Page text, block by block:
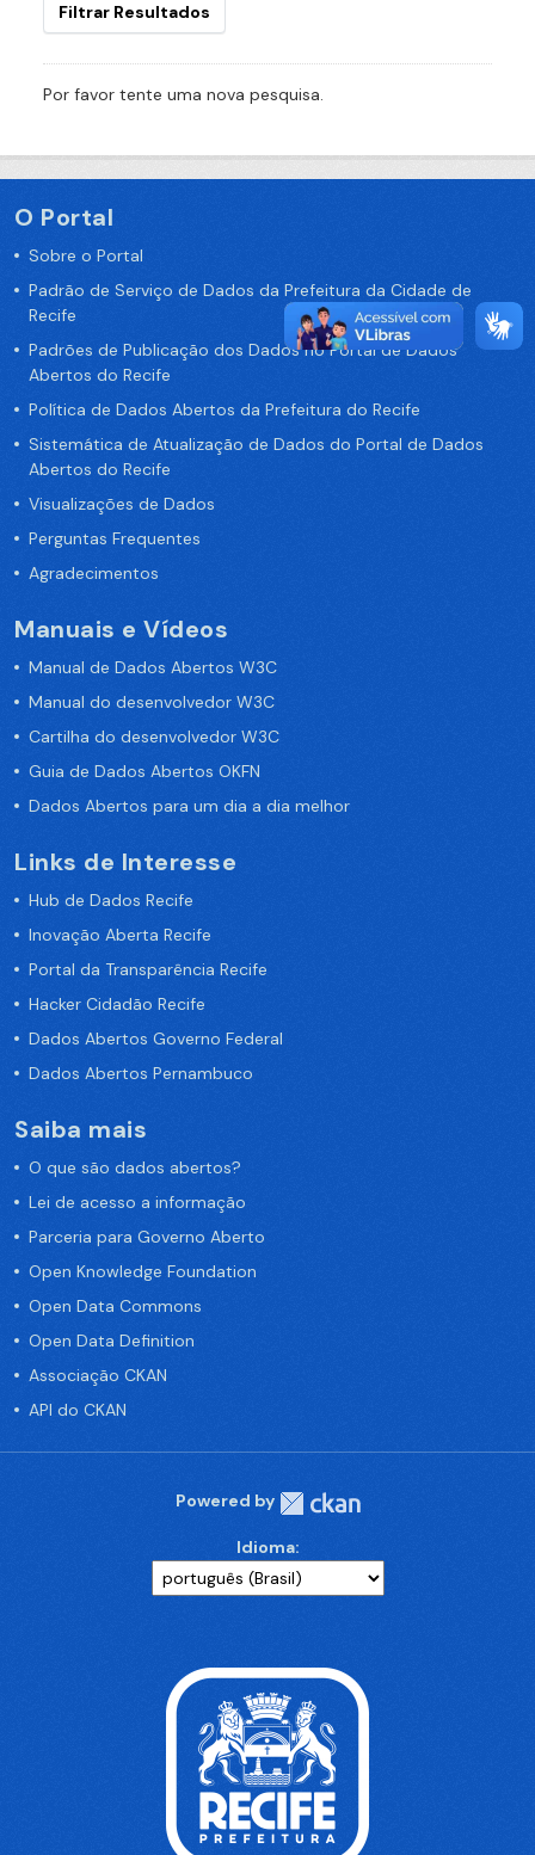
Filtrar Resultados
Por favor tente uma nova pesquisa.
O Portal
Sobre o Portal
Padrão de Serviço de Dados da Prefeitura da Cidade de
Recife
Padrões de Publicação dos Dados no Portal de Dados
Abertos do Recife
Política de Dados Abertos da Prefeitura do Recife
Sistemática de Atualização de Dados do Portal de Dados
Abertos do Recife
Visualizações de Dados
Perguntas Frequentes
Agradecimentos
Manuais e Vídeos
Manual de Dados Abertos W3C
Manual do desenvolvedor W3C
Cartilha do desenvolvedor W3C
Guia de Dados Abertos OKFN
Dados Abertos para um dia a dia melhor
Links de Interesse
Hub de Dados Recife
Inovação Aberta Recife
Portal da Transparência Recife
Hacker Cidadão Recife
Dados Abertos Governo Federal
Dados Abertos Pernambuco
Saiba mais
O que são dados abertos?
Lei de acesso a informação
Parceria para Governo Aberto
Open Knowledge Foundation
Open Data Commons
Open Data Definition
Associação CKAN
API do CKAN
Powered by
Idioma